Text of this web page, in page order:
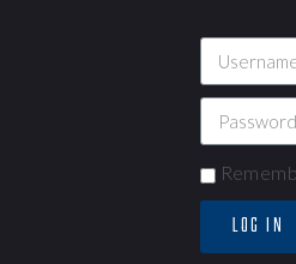
LOG IN